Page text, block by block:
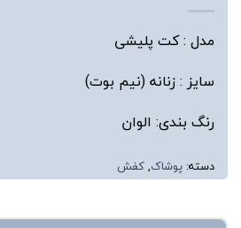
مدل : کت پلیشی
سایز : زنانه (نیم بوت)
رنگ بندی: الوان
دسته: پوشاک,کفش